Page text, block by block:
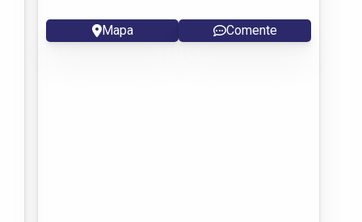
Mapa Comente